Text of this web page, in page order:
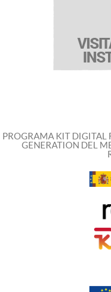
PROGRAMA KIT DIGITAL
GENERATION DEL